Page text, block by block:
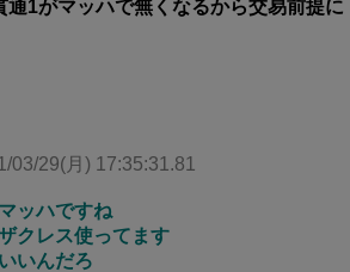
通1がマッハで無くなるから交易前提に
03/29(月) 17:35:31.81
ッハですね
クレス使ってます
いんだろ